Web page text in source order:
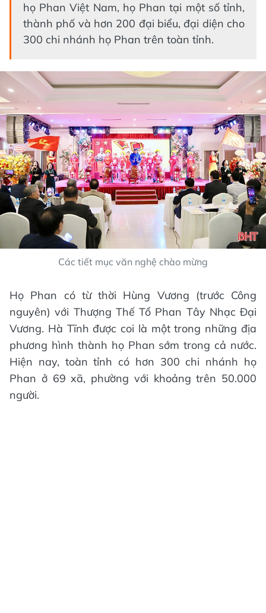
họ Phan Việt Nam, họ Phan tại một số tỉnh,
thành phố và hơn 200 đại biểu, đại diện cho
300 chi nhánh họ Phan trên toàn tỉnh.
Các tiết mục văn nghệ chào mừng
Họ Phan có từ thời Hùng Vương (trước Công
nguyên) với Thượng Thế Tổ Phan Tây Nhạc Đại
Vương. Hà Tĩnh được coi là một trong những địa
phương hình thành họ Phan sớm trong cả nước.
Hiện nay, toàn tỉnh có hơn 300 chi nhánh họ
Phan ở 69 xã, phường với khoảng trên 50.000
người.